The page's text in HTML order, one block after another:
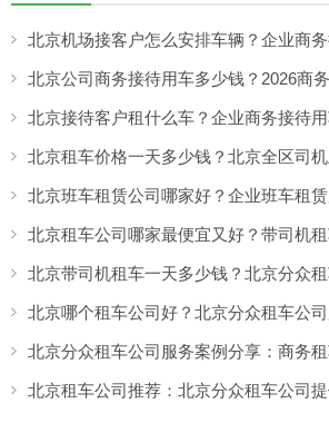
北京机场接客户怎么安排车辆？企业商
北京公司商务接待用车多少钱？2026商
北京接待客户租什么车？企业商务接待